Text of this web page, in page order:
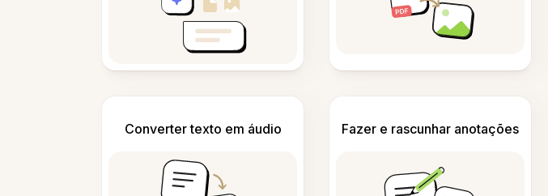
Converter texto em áudio Fazer e rascunhar anotações